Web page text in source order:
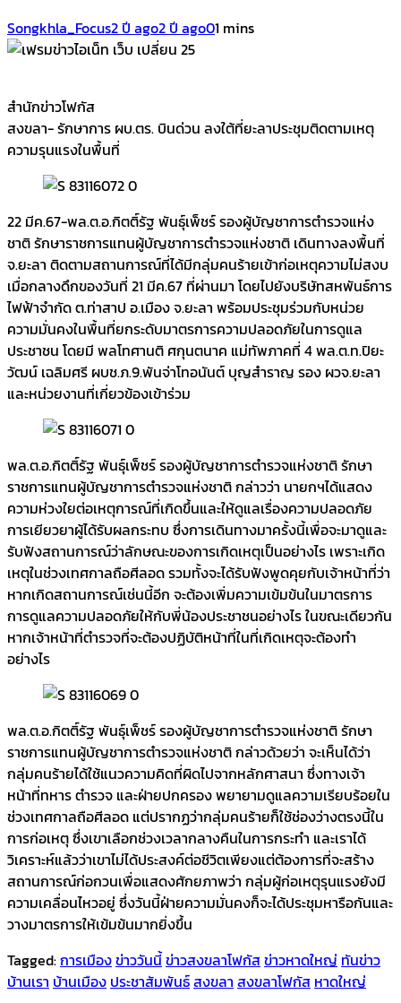
Songkhla_Focus2 ปี ago2 ปี ago01 mins
สำนักข่าวโฟกัส
สงขลา- รักษาการ ผบ.ตร. บินด่วน ลงใต้ที่ยะลาประชุมติดตามเหตุ
ความรุนแรงในพื้นที่
22 มีค.67-พล.ต.อ.กิตติ์รัฐ พันธุ์เพ็ชร์ รองผู้บัญชาการตำรวจแห่ง
ชาติ รักษาราชการแทนผู้บัญชาการตำรวจแห่งชาติ เดินทางลงพื้นที่
จ.ยะลา ติดตามสถานการณ์ที่ได้มีกลุ่มคนร้ายเข้าก่อเหตุความไม่สงบ
เมื่อกลางดึกของวันที่ 21 มีค.67 ที่ผ่านมา โดยไปยังบริษัทสหพันธ์การ
ไฟฟ้าจำกัด ต.ท่าสาป อ.เมือง จ.ยะลา พร้อมประชุมร่วมกับหน่วย
ความมั่นคงในพื้นที่ยกระดับมาตรการความปลอดภัยในการดูแล
ประชาชน โดยมี พลโทศานติ ศกุนตนาค แม่ทัพภาคที่ 4 พล.ต.ท.ปิยะ
วัฒน์ เฉลิมศรี ผบช.ภ.9.พันจ่าโทอนันต์ บุญสำราญ รอง ผวจ.ยะลา
และหน่วยงานที่เกี่ยวข้องเข้าร่วม
พล.ต.อ.กิตติ์รัฐ พันธุ์เพ็ชร์ รองผู้บัญชาการตำรวจแห่งชาติ รักษา
ราชการแทนผู้บัญชาการตำรวจแห่งชาติ กล่าวว่า นายกฯได้แสดง
ความห่วงใยต่อเหตุการณ์ที่เกิดขึ้นและให้ดูแลเรื่องความปลอดภัย
การเยียวยาผู้ได้รับผลกระทบ ซึ่งการเดินทางมาครั้งนี้เพื่อจะมาดูและ
รับฟังสถานการณ์ว่าลักษณะของการเกิดเหตุเป็นอย่างไร เพราะเกิด
เหตุในช่วงเทศกาลถือศีลอด รวมทั้งจะได้รับฟังพูดคุยกับเจ้าหน้าที่ว่า
หากเกิดสถานการณ์เช่นนี้อีก จะต้องเพิ่มความเข้มข้นในมาตรการ
การดูแลความปลอดภัยให้กับพี่น้องประชาชนอย่างไร ในขณะเดียวกัน
หากเจ้าหน้าที่ตำรวจที่จะต้องปฏิบัติหน้าที่ในที่เกิดเหตุจะต้องทำ
อย่างไร
พล.ต.อ.กิตติ์รัฐ พันธุ์เพ็ชร์ รองผู้บัญชาการตำรวจแห่งชาติ รักษา
ราชการแทนผู้บัญชาการตำรวจแห่งชาติ กล่าวด้วยว่า จะเห็นได้ว่า
กลุ่มคนร้ายได้ใช้แนวความคิดที่ผิดไปจากหลักศาสนา ซึ่งทางเจ้า
หน้าที่ทหาร ตำรวจ และฝ่ายปกครอง พยายามดูแลความเรียบร้อยใน
ช่วงเทศกาลถือศีลอด แต่ปรากฏว่ากลุ่มคนร้ายก็ใช้ช่องว่างตรงนี้ใน
การก่อเหตุ ซึ่งเขาเลือกช่วงเวลากลางคืนในการกระทำ และเราได้
วิเคราะห์แล้วว่าเขาไม่ได้ประสงค์ต่อชีวิตเพียงแต่ต้องการที่จะสร้าง
สถานการณ์ก่อกวนเพื่อแสดงศักยภาพว่า กลุ่มผู้ก่อเหตุรุนแรงยังมี
ความเคลื่อนไหวอยู่ ซึ่งวันนี้ฝ่ายความมั่นคงก็จะได้ประชุมหารือกันและ
วางมาตรการให้เข้มข้นมากยิ่งขึ้น
Tagged:การเมืองข่าววันนี้ข่าวสงขลาโฟกัสข่าวหาดใหญ่ ทันข่าว
บ้านเรา บ้านเมือง ประชาสัมพันธ์สงขลา สงขลาโฟกัส หาดใหญ่